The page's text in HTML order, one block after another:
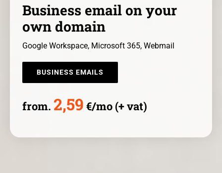
Business email on your
own domain
Google Workspace, Microsoft 365, Webmail
BUSINESS EMAILS
from. 2,59 €/mo (+ vat)